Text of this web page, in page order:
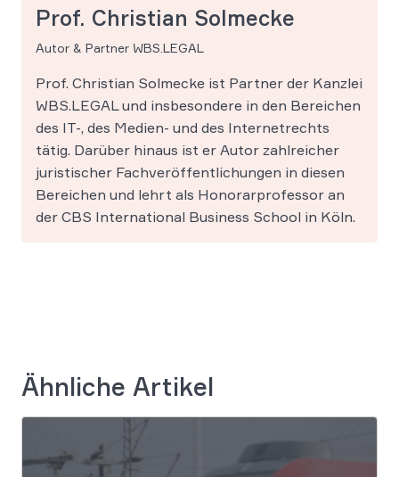
Prof. Christian Solmecke
Autor & Partner WBS.LEGAL
Prof. Christian Solmecke ist Partner der Kanzlei
WBS.LEGAL und insbesondere in den Bereichen
des IT-, des Medien- und des Internetrechts
tätig. Darüber hinaus ist er Autor zahlreicher
juristischer Fachveröffentlichungen in diesen
Bereichen und lehrt als Honorarprofessor an
der CBS International Business School in Köln.
Ähnliche Artikel